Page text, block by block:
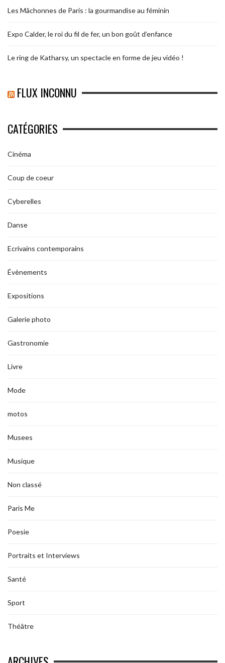
Les Mâchonnes de Paris : la gourmandise au féminin
Expo Calder, le roi du fil de fer, un bon goût d’enfance
Le ring de Katharsy, un spectacle en forme de jeu vidéo !
FLUX INCONNU
CATÉGORIES
Cinéma
Coup de coeur
Cyberelles
Danse
Ecrivains contemporains
Évènements
Expositions
Galerie photo
Gastronomie
Livre
Mode
motos
Musees
Musique
Non classé
Paris Me
Poesie
Portraits et Interviews
Santé
Sport
Théâtre